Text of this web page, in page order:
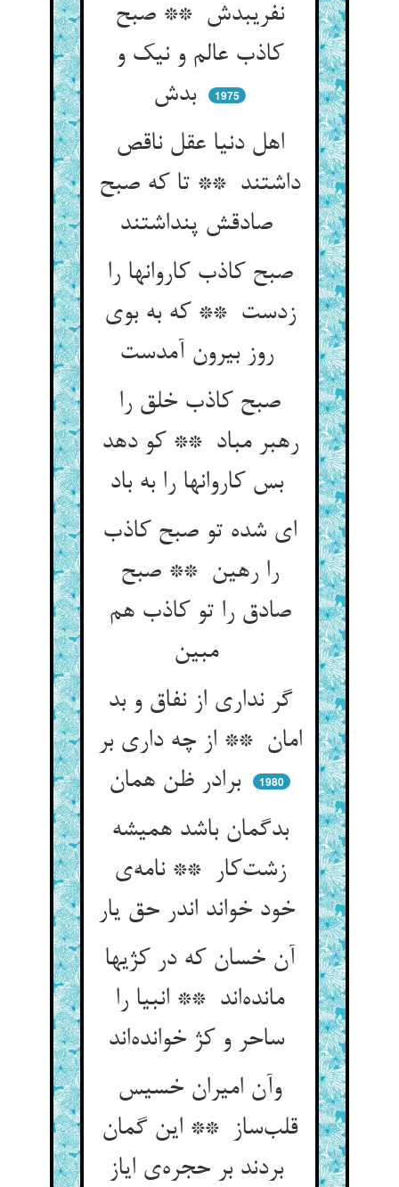
نفریبدش ** صبح
کاذب عالم و نیک و
بدش
1975
اهل دنیا عقل ناقص
داشتند ** تا که صبح
صبح کاذب کاروانها را
زدست ** که به بوی
روز بیرون آمدست
صبح کاذب خلق را
رهبر مباد ** کو دهد
بس کاروانها را به باد
ای شده تو صبح کاذب
را رهین ** صبح
صادق را تو کاذب هم
مبین
گر نداری از نفاق و بد
امان ** از چه داری بر
برادر ظن همان
1980
بدگمان باشد همیشه
زشت‌کار ** نامه‌ی
خود خواند اندر حق یار
آن خسان که در کژیها
مانده‌اند ** انبیا را
ساحر و کژ خوانده‌اند
وآن امیران خسیس
قلب‌ساز ** این گمان
بردند بر حجره‌ی ایاز